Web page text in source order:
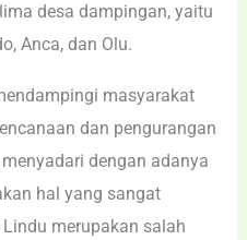
desa dampingan, yaitu
Anca, dan Olu.
masyarakat
dan pengurangan
dengan adanya
hal yang sangat
merupakan salah